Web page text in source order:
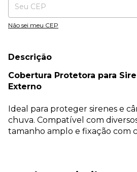
Não sei meu CEP
Descrição
Cobertura Protetora para
Externo
Ideal para proteger sirenes e
chuva. Compatível com
tamanho amplo e fixação com